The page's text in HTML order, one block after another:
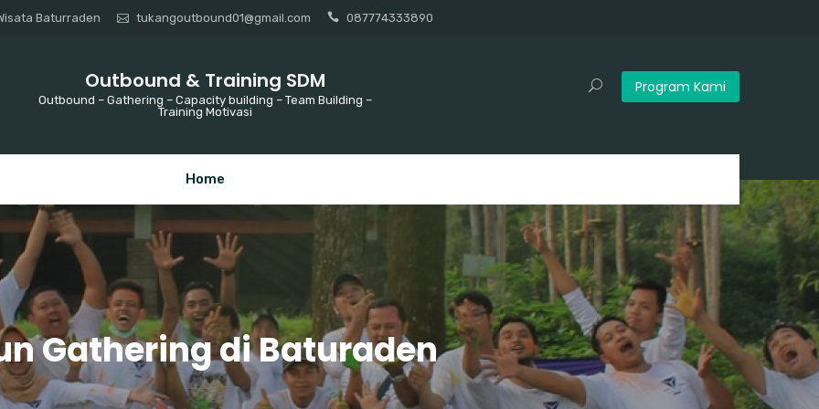
Baturraden tukangoutbound01@gmail.com 087774333890
Outbound & Training SDM
Outbound – Gathering – Capacity building – Team Building –
Training Motivasi
Program Kami
Home
Gathering di Baturaden